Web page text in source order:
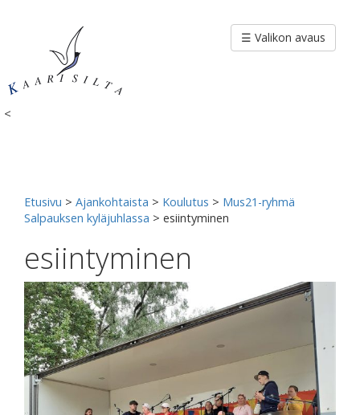
<
☰ Valikon avaus
Etusivu > Ajankohtaista > Koulutus > Mus21-ryhmä
Salpauksen kyläjuhlassa > esiintyminen
esiintyminen